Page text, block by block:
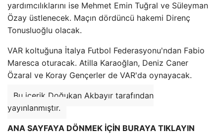
yardımcılıklarını ise Mehmet Emin Tuğral ve Süleyman
Özay üstlenecek. Maçın dördüncü hakemi Direnç
Tonusluoğlu olacak.
VAR koltuğuna İtalya Futbol Federasyonu'ndan Fabio
Maresca oturacak. Atilla Karaoğlan, Deniz Caner
Özaral ve Koray Gençerler de VAR'da oynayacak.
Bu içerik Doğukan Akbayır tarafından
yayınlanmıştır.
ANA SAYFAYA DÖNMEK İÇİN BURAYA TIKLAYIN